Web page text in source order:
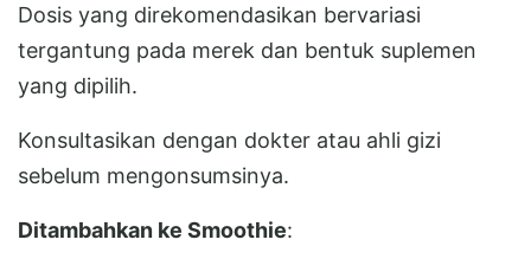
Dosis yang direkomendasikan bervariasi
tergantung pada merek dan bentuk suplemen
yang dipilih.
Konsultasikan dengan dokter atau ahli gizi
sebelum mengonsumsinya.
Ditambahkan ke Smoothie: